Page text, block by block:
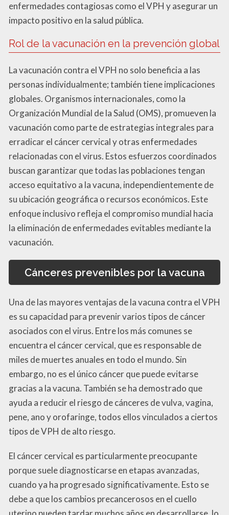
enfermedades contagiosas como el VPH y asegurar un
impacto positivo en la salud pública.
Rol de la vacunación en la prevención global
La vacunación contra el VPH no solo beneficia a las
personas individualmente; también tiene implicaciones
globales. Organismos internacionales, como la
Organización Mundial de la Salud (OMS), promueven la
vacunación como parte de estrategias integrales para
erradicar el cáncer cervical y otras enfermedades
relacionadas con el virus. Estos esfuerzos coordinados
buscan garantizar que todas las poblaciones tengan
acceso equitativo a la vacuna, independientemente de
su ubicación geográfica o recursos económicos. Este
enfoque inclusivo refleja el compromiso mundial hacia
la eliminación de enfermedades evitables mediante la
vacunación.
Cánceres prevenibles por la vacuna
Una de las mayores ventajas de la vacuna contra el VPH
es su capacidad para prevenir varios tipos de cáncer
asociados con el virus. Entre los más comunes se
encuentra el cáncer cervical, que es responsable de
miles de muertes anuales en todo el mundo. Sin
embargo, no es el único cáncer que puede evitarse
gracias a la vacuna. También se ha demostrado que
ayuda a reducir el riesgo de cánceres de vulva, vagina,
pene, ano y orofaringe, todos ellos vinculados a ciertos
tipos de VPH de alto riesgo.
El cáncer cervical es particularmente preocupante
porque suele diagnosticarse en etapas avanzadas,
cuando ya ha progresado significativamente. Esto se
debe a que los cambios precancerosos en el cuello